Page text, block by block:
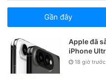
Gần đây
Apple đã
iPhone
18 giờ trước